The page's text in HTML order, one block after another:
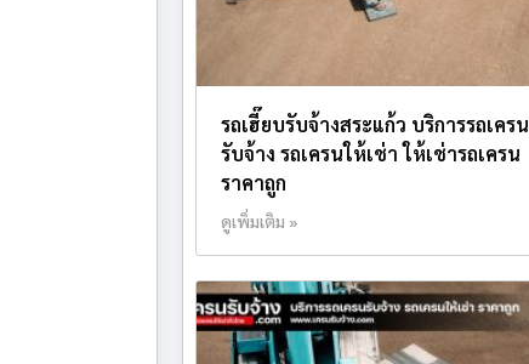
รถเฮี๊ยบรับจ้างสระแก้ว บริการรถเครน
รับจ้าง รถเครนให้เช่า ให้เช่ารถเครน
ราคาถูก
ดูเพิ่มเติม »